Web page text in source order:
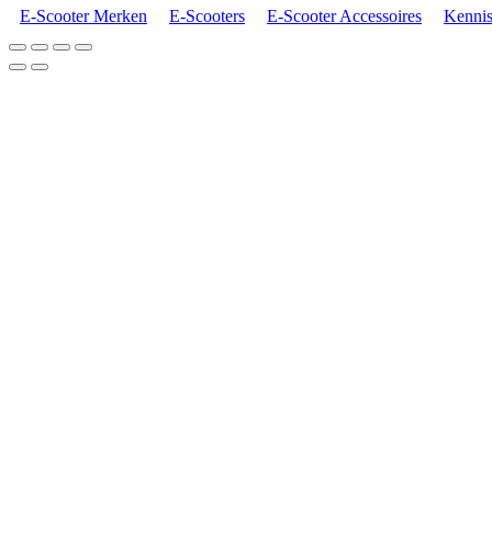
E-Scooter Merken E-Scooters E-Scooter Accessoires